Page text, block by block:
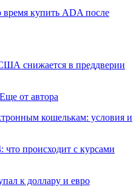
купить ADA после
снижается в преддверии
Еще от автора
кошелькам: условия и
происходит с курсами
к доллару и евро